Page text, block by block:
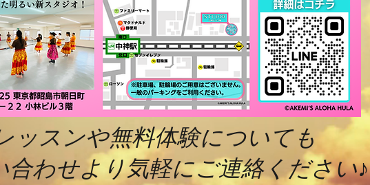
ッスンや無料体験についても
合わせより気軽にご連絡ください♪